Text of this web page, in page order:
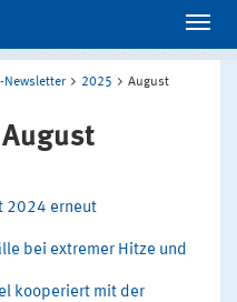
Newsletter 2025 August
2024 erneut
bei extremer Hitze und
kooperiert mit der